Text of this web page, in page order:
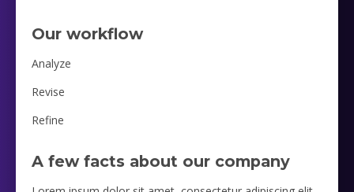
Our workflow
Analyze
Revise
Refine
A few facts about our company